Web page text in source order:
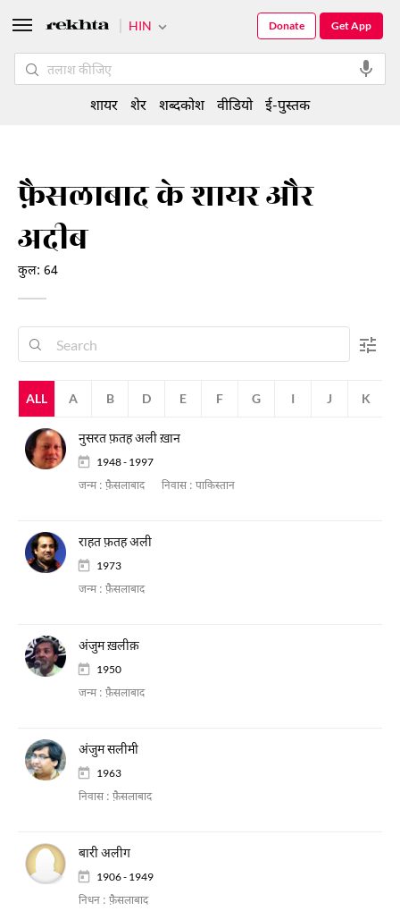
फ़ैसलाबाद के शायर और
अदीब
कुल: 64
ALL A B D E F G I J K
नुसरत फ़तह अली ख़ान
1948 - 1997
जन्म : फ़ैसलाबाद निवास : पाकिस्तान
राहत फ़तह अली
1973
जन्म : फ़ैसलाबाद
अंजुम ख़लीक़
1950
जन्म : फ़ैसलाबाद
अंजुम सलीमी
1963
निवास : फ़ैसलाबाद
बारी अलीग
1906 - 1949
निधन : फ़ैसलाबाद
HIN Get App
Donate
शायर शेर शब्दकोश वीडियो ई-पुस्तक